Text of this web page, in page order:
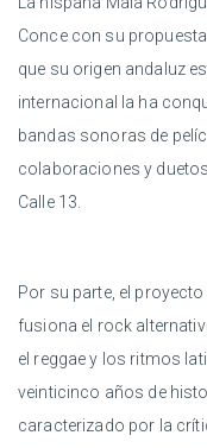
Conce con su
que su origen andaluz
internacional la ha
bandas sonoras de
colaboraciones y
Calle 13.
Por su parte, el
fusiona el rock
el reggae y los ritmos
veinticinco años de
caracterizado por la